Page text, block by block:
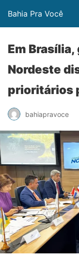
Bahia Pra Você
Em
Nordeste
prioritários
bahiapravoce